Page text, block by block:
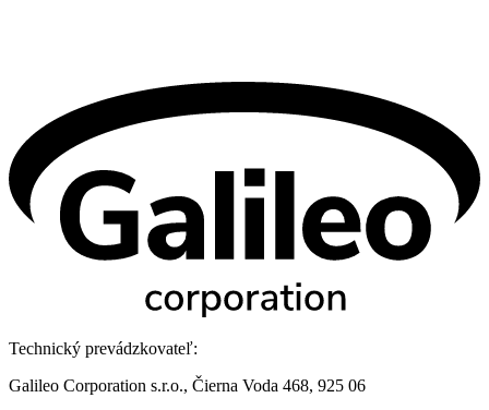
Technický prevádzkovateľ:
Galileo Corporation s.r.o., Čierna Voda 468, 925 06